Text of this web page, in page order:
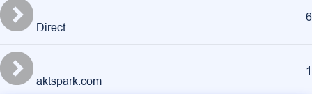
Direct
6
aktspark.com
1